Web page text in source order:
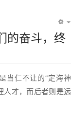
的奋斗，终
当仁不让的“定海神
人才，而后者则是远